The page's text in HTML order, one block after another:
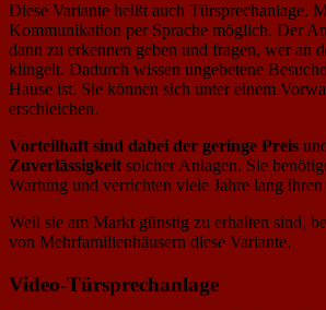
Diese Variante heißt auch Türsprechanlage.
Kommunikation per Sprache möglich. Der
dann zu erkennen geben und fragen, wer an
klingelt. Dadurch wissen ungebetene
Hause ist. Sie können sich unter einem
erschleichen.
Vorteilhaft sind dabei der geringe Preis
Zuverlässigkeit solcher Anlagen. Sie
Wartung und verrichten viele Jahre lang
Weil sie am Markt günstig zu erhalten sind,
von Mehrfamilienhäusern diese Variante.
Video-Türsprechanlage